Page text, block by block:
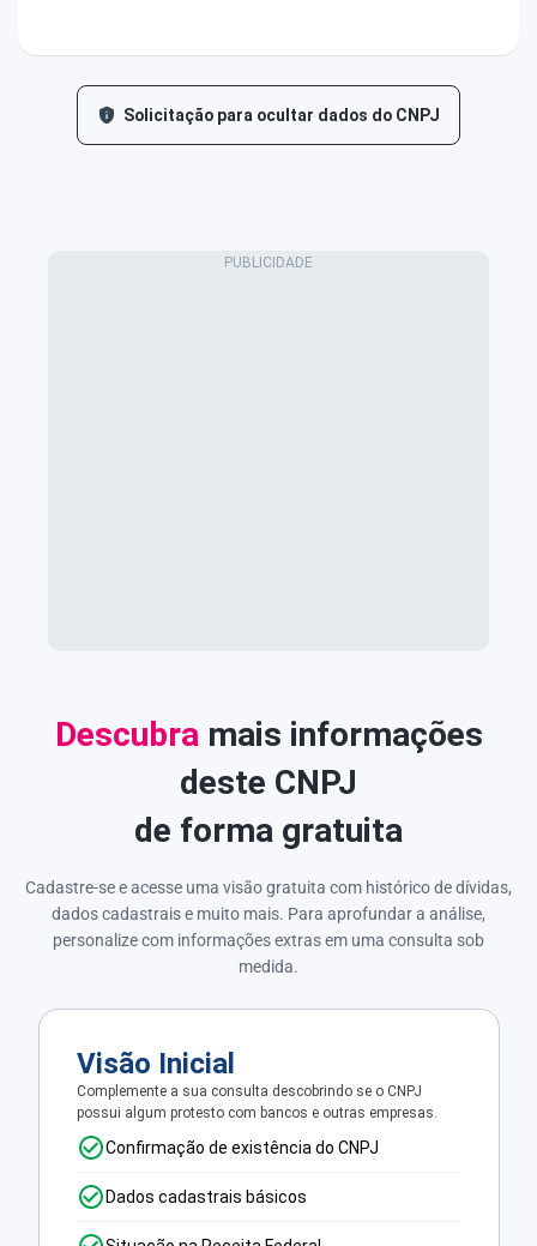
Solicitação para ocultar dados do CNPJ
Descubra mais informações
deste CNPJ
de forma gratuita
Cadastre-se e acesse uma visão gratuita com histórico de dívidas,
dados cadastrais e muito mais. Para aprofundar a análise,
personalize com informações extras em uma consulta sob
medida.
Visão Inicial
Complemente a sua consulta descobrindo se o CNPJ
possui algum protesto com bancos e outras empresas.
Confirmação de existência do CNPJ
Dados cadastrais básicos